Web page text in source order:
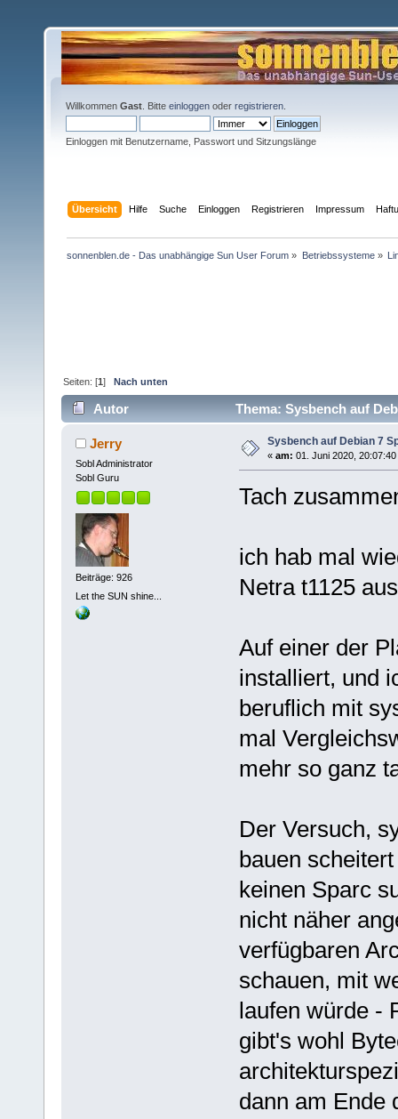
Willkommen Gast . Bitte einloggen oder registrieren
Einloggen mit Benutzername, Passwort und Sitzungslänge
Übersicht Hilfe Suche Einloggen Registrieren Impressum
sonnenblen.de - Das unabhängige Sun User Forum » Betriebssysteme»
Seiten: [1]Nach unten
Autor Thema: Sysbench auf
Jerry
Sobl Administrator
Sobl Guru
Beiträge: 926
Let the SUN shine...
Sysbench auf Debian 7
« am: 01. Juni 2020, 20:07:40
Tach
ich hab mal
Netra t1125
Auf einer der
installiert, und
beruflich mit
mal
mehr so ganz
Der Versuch,
bauen
keinen Sparc
nicht näher
verfügbaren
schauen, mit
laufen würde -
gibt's wohl
dann am Ende